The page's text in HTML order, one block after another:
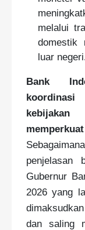
melalui
domestik
luar
Bank
penjelasan
Gubernur
2026 yang
dan saling